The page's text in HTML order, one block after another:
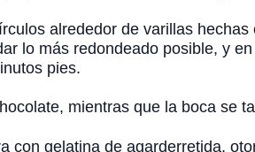
alrededor de varillas
lo más redondeado posible, y
pies.
mientras que la boca se
con gelatina de agarderretida,